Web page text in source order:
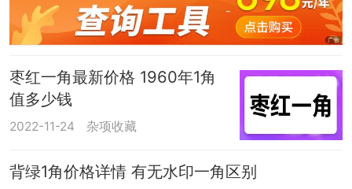
枣红一角最新价格 1960年1角
值多少钱
2022-11-24 杂项收藏
背绿1角价格详情 有无水印一角区别